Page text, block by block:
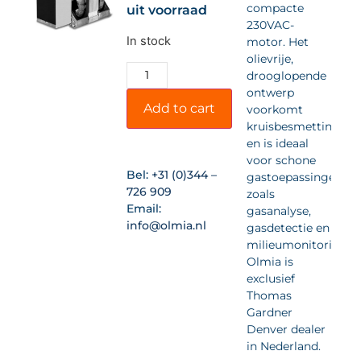
uit voorraad
In stock
Add to cart
Bel: +31 (0)344 –
726 909
Email:
info@olmia.nl
compacte
230VAC-
motor. Het
olievrije,
drooglopende
ontwerp
voorkomt
kruisbesmetting
en is ideaal
voor schone
gastoepassingen
zoals
gasanalyse,
gasdetectie en
milieumonitoring.
Olmia is
exclusief
Thomas
Gardner
Denver dealer
in Nederland.